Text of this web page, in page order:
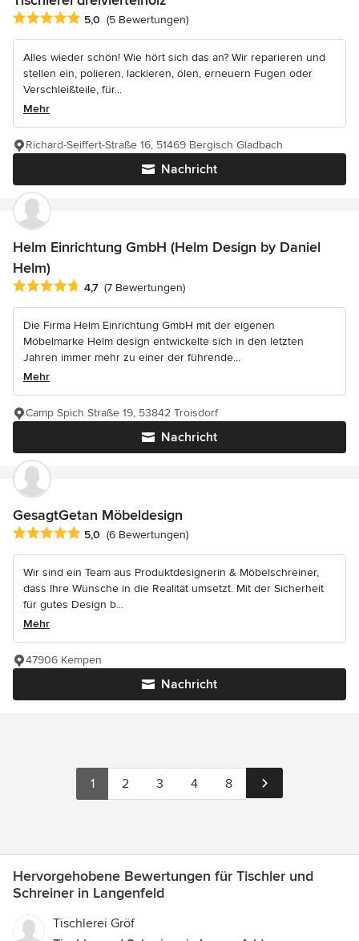
Durchschnittliche Bewertung: 5 von 5 Sternen
5,0 (5 Bewertungen)
Alles wieder schön! Wie hört sich das an? Wir reparieren und
stellen ein, polieren, lackieren, ölen, erneuern Fugen oder
Verschleißteile, für...
Mehr
Nachricht
Richard-Seiffert-Straße 16, 51469 Bergisch Gladbach
Helm Einrichtung GmbH (Helm Design by Daniel
Helm)
Durchschnittliche Bewertung: 4.7 von 5 Sternen
4,7 (7 Bewertungen)
Die Firma Helm Einrichtung GmbH mit der eigenen
Möbelmarke Helm design entwickelte sich in den letzten
Jahren immer mehr zu einer der führende...
Mehr
Nachricht
Camp Spich Straße 19, 53842 Troisdorf
GesagtGetan Möbeldesign
Durchschnittliche Bewertung: 5 von 5 Sternen
5,0 (6 Bewertungen)
Wir sind ein Team aus Produktdesignerin & Möbelschreiner,
dass Ihre Wünsche in die Realität umsetzt. Mit der Sicherheit
für gutes Design b...
Mehr
Nachricht
47906 Kempen
1 2 3 4 8
Hervorgehobene Bewertungen für Tischler und
Schreiner in Langenfeld
Tischlerei Gröf